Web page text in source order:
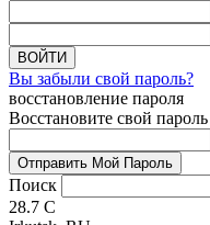
Вы забыли свой пароль?
восстановление пароля
Восстановите свой пароль
Поиск
28.7 C